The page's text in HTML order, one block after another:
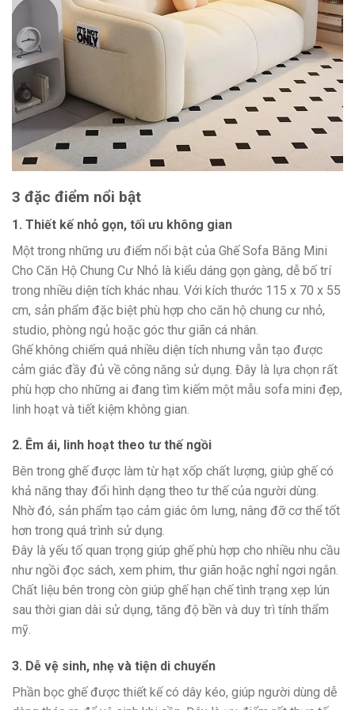
3 đặc điểm nổi bật
1. Thiết kế nhỏ gọn, tối ưu không gian
Một trong những ưu điểm nổi bật của Ghế Sofa Băng Mini
Cho Căn Hộ Chung Cư Nhỏ là kiểu dáng gọn gàng, dễ bố trí
trong nhiều diện tích khác nhau. Với kích thước 115 x 70 x 55
cm, sản phẩm đặc biệt phù hợp cho căn hộ chung cư nhỏ,
studio, phòng ngủ hoặc góc thư giãn cá nhân.
Ghế không chiếm quá nhiều diện tích nhưng vẫn tạo được
cảm giác đầy đủ về công năng sử dụng. Đây là lựa chọn rất
phù hợp cho những ai đang tìm kiếm một mẫu sofa mini đẹp,
linh hoạt và tiết kiệm không gian.
2. Êm ái, linh hoạt theo tư thế ngồi
Bên trong ghế được làm từ hạt xốp chất lượng, giúp ghế có
khả năng thay đổi hình dạng theo tư thế của người dùng.
Nhờ đó, sản phẩm tạo cảm giác ôm lưng, nâng đỡ cơ thể tốt
hơn trong quá trình sử dụng.
Đây là yếu tố quan trọng giúp ghế phù hợp cho nhiều nhu cầu
như ngồi đọc sách, xem phim, thư giãn hoặc nghỉ ngơi ngắn.
Chất liệu bên trong còn giúp ghế hạn chế tình trạng xẹp lún
sau thời gian dài sử dụng, tăng độ bền và duy trì tính thẩm
mỹ.
3. Dễ vệ sinh, nhẹ và tiện di chuyển
Phần bọc ghế được thiết kế có dây kéo, giúp người dùng dễ